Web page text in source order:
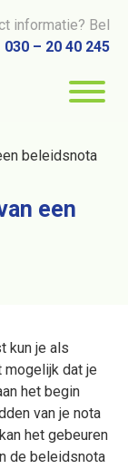
informatie? Bel
030 – 20 40 245
beleidsnota
een
kun je als
mogelijk dat je
het begin
van je nota
het gebeuren
de beleidsnota